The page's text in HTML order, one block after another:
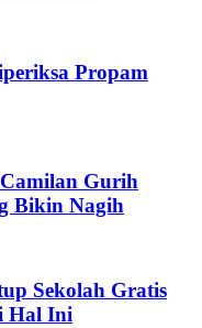
Propam
Camilan Gurih
Bikin Nagih
Sekolah Gratis
Hal Ini